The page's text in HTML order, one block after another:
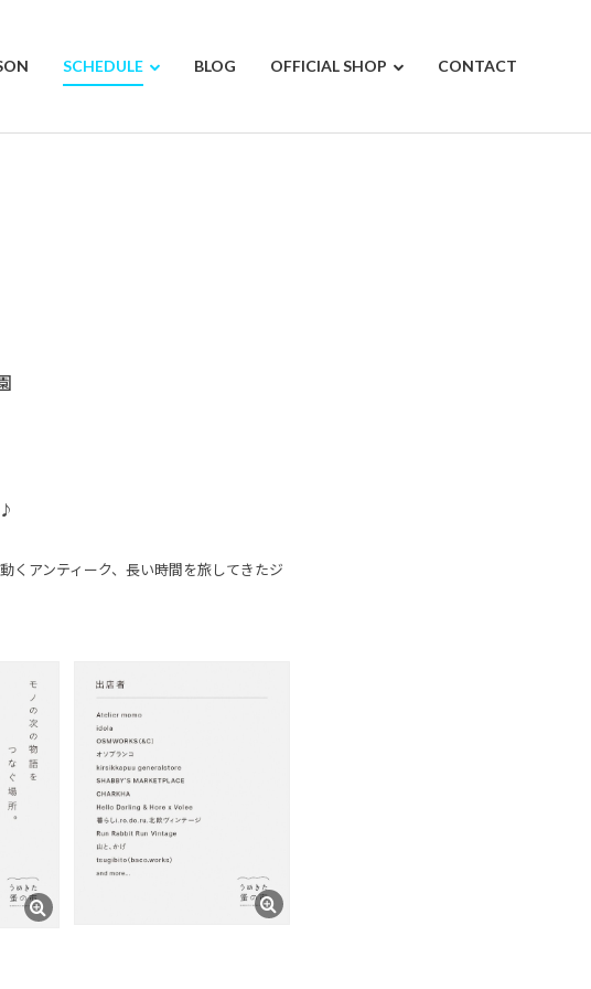
SCHEDULE BLOG OFFICIAL SHOP CONTACT
くアンティーク、長い時間を旅してきたジ